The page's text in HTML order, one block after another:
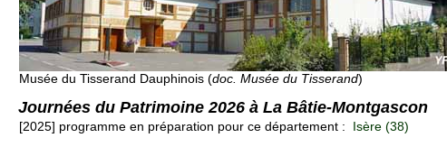
Musée du Tisserand Dauphinois (doc. Musée du Tisserand)
Journées du Patrimoine 2026 à La Bâtie-Montgascon
[2025] programme en préparation pour ce département : Isère (38)